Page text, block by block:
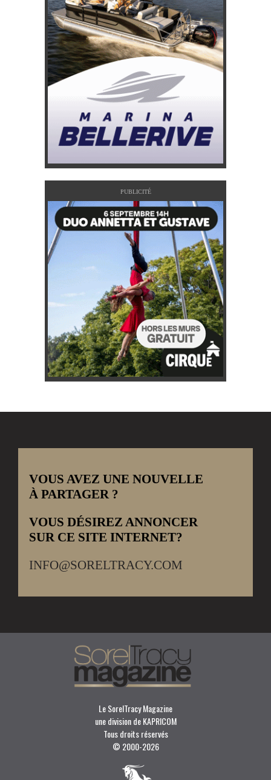
PUBLICITÉ
VOUS AVEZ UNE NOUVELLE
À PARTAGER ?
VOUS DÉSIREZ ANNONCER
SUR CE SITE INTERNET?
INFO@SORELTRACY.COM
Le SorelTracy Magazine
une division de KAPRICOM
Tous droits réservés
© 2000-2026